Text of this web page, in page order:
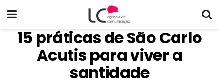
15 práticas de São Carlo
Acutis para viver a
santidade